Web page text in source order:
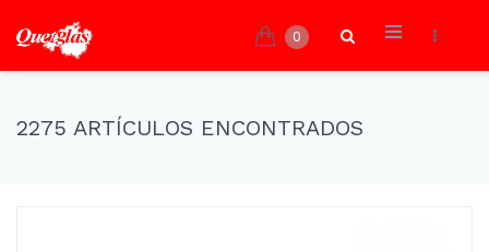
0
2275 ARTÍCULOS ENCONTRADOS